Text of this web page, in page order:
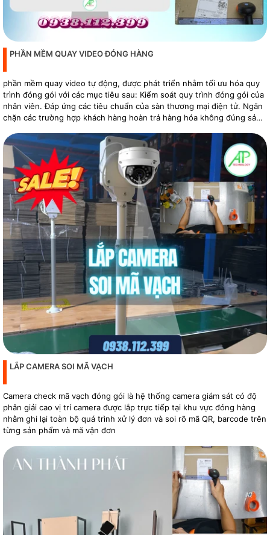
PHẦN MỀM QUAY VIDEO ĐÓNG HÀNG
phần mềm quay video tự động, được phát triển nhằm tối ưu hóa quy
trình đóng gói với các mục tiêu sau: Kiểm soát quy trình đóng gói của
nhân viên. Đáp ứng các tiêu chuẩn của sàn thương mại điện tử. Ngăn
chặn các trường hợp khách hàng hoàn trả hàng hóa không đúng sản
LẮP CAMERA SOI MÃ VẠCH
Camera check mã vạch đóng gói là hệ thống camera giám sát có độ
phân giải cao vị trí camera được lắp trực tiếp tại khu vực đóng hàng
nhằm ghi lại toàn bộ quá trình xử lý đơn và soi rõ mã QR, barcode trên
từng sản phẩm và mã vận đơn